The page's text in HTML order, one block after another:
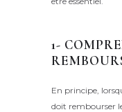
1-
En principe,
doit rembourser